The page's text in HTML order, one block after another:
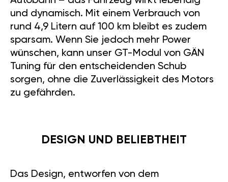
und dynamisch. Mit einem Verbrauch von
rund 4,9 Litern auf 100 km bleibt es zudem
sparsam. Wenn Sie jedoch mehr Power
wünschen, kann unser GT-Modul von GÄN
Tuning für den entscheidenden Schub
sorgen, ohne die Zuverlässigkeit des Motors
zu gefährden.
DESIGN UND BELIEBTHEIT
Das Design, entworfen von dem